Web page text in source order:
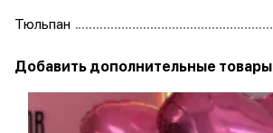
Тюльпан
Добавить дополнительные товары